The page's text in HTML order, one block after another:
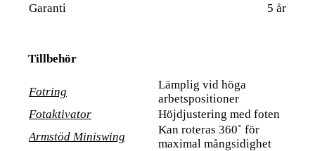
Garanti
5 år
Tillbehör
Fotring
Lämplig vid höga
arbetspositioner
Fotaktivator
Höjdjustering med foten
Armstöd Miniswing
Kan roteras 360˚ för
maximal mångsidighet